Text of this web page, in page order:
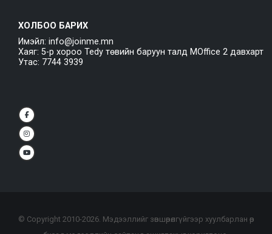
ХОЛБОО БАРИХ
Имэйл: info@joinme.mn
Хаяг: 5-р хороо Tedy төвийн баруун талд MOffice 2 давхарт
Утас: 7744 3939
© Copyright 2010-2026. Мэдээллийг зөвшөөрөлгүйгээр хуулбарлан өөр